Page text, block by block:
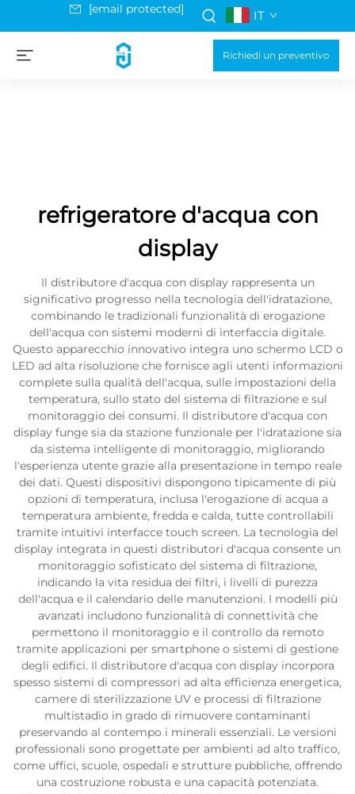
[email protected] IT
Richiedi un preventivo
refrigeratore d'acqua con
display
Il distributore d'acqua con display rappresenta un
significativo progresso nella tecnologia dell'idratazione,
combinando le tradizionali funzionalità di erogazione
dell'acqua con sistemi moderni di interfaccia digitale.
Questo apparecchio innovativo integra uno schermo LCD o
LED ad alta risoluzione che fornisce agli utenti informazioni
complete sulla qualità dell'acqua, sulle impostazioni della
temperatura, sullo stato del sistema di filtrazione e sul
monitoraggio dei consumi. Il distributore d'acqua con
display funge sia da stazione funzionale per l'idratazione sia
da sistema intelligente di monitoraggio, migliorando
l'esperienza utente grazie alla presentazione in tempo reale
dei dati. Questi dispositivi dispongono tipicamente di più
opzioni di temperatura, inclusa l'erogazione di acqua a
temperatura ambiente, fredda e calda, tutte controllabili
tramite intuitivi interfacce touch screen. La tecnologia del
display integrata in questi distributori d'acqua consente un
monitoraggio sofisticato del sistema di filtrazione,
indicando la vita residua dei filtri, i livelli di purezza
dell'acqua e il calendario delle manutenzioni. I modelli più
avanzati includono funzionalità di connettività che
permettono il monitoraggio e il controllo da remoto
tramite applicazioni per smartphone o sistemi di gestione
degli edifici. Il distributore d'acqua con display incorpora
spesso sistemi di compressori ad alta efficienza energetica,
camere di sterilizzazione UV e processi di filtrazione
multistadio in grado di rimuovere contaminanti
preservando al contempo i minerali essenziali. Le versioni
professionali sono progettate per ambienti ad alto traffico,
come uffici, scuole, ospedali e strutture pubbliche, offrendo
una costruzione robusta e una capacità potenziata.